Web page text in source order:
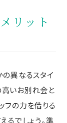
リット
異なるスタイ
いお別れ会と
フの力を借りる
るでしょう。準